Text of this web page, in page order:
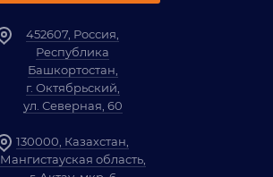
452607, Россия,
Республика
Башкортостан,
г. Октябрьский,
ул. Северная, 60
130000, Казахстан,
Мангистауская область,